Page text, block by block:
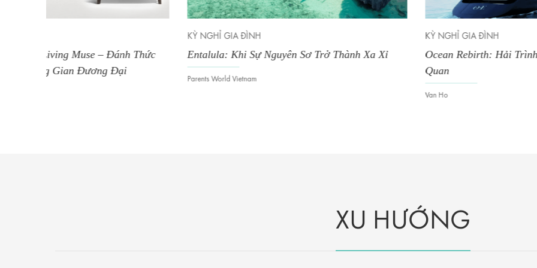
Entalula: Khi Sự Nguyên Sơ Trở Thành Xa Xỉ
Parents World Vietnam
Ocean Rebirth: Hải Trình Chữa Lành Mọi Giác
XU HƯỚNG